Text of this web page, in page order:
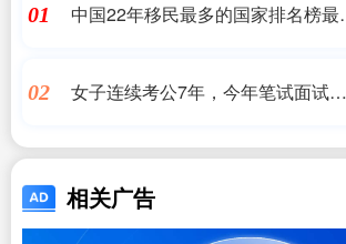
01
中国22年移民最多的国家排名榜最
02
女子连续考公7年，今年笔试面试第
相关广告